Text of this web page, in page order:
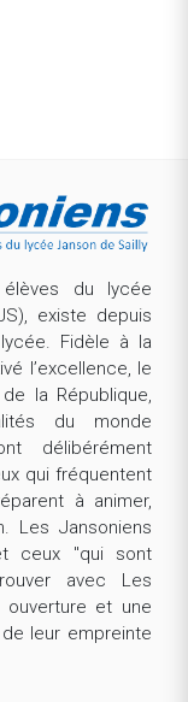
élèves du lycée
existe depuis
Fidèle à la
l’excellence, le
la République,
du monde
délibérément
qui fréquentent
à animer,
Les Jansoniens
ceux "qui sont
avec Les
ouverture et une
leur empreinte